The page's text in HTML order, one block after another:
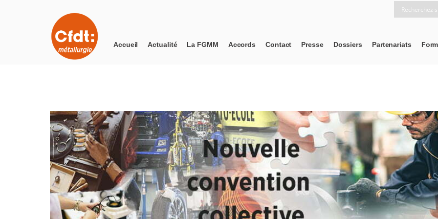
Accueil Actualité La FGMM Accords Contact Presse Dossiers Partenariats